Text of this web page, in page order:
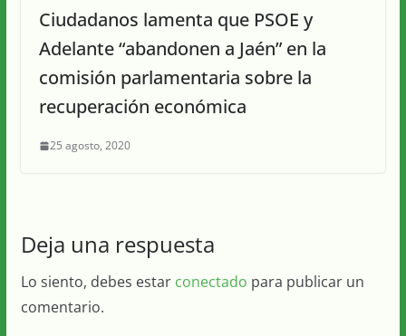
Ciudadanos lamenta que PSOE y
Adelante “abandonen a Jaén” en la
comisión parlamentaria sobre la
recuperación económica
25 agosto, 2020
Deja una respuesta
Lo siento, debes estar conectado para publicar un
comentario.